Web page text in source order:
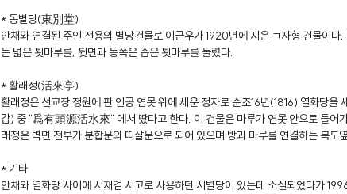
* 동별당(東別堂)
안채와 연결된 주인 전용의 별당건물로 이근우가 1920년에 지은 ㄱ자형 건물이다
는 넓은 툇마루를, 뒷면과 동쪽은 좁은 툇마루를 돌렸다.
* 활래정(活來亭)
활래정은 선교장 정원에 판 인공 연못 위에 세운 정자로 순조16년(1816) 열화당을
감) 중 "爲有頭源活水來" 에서 땄다고 한다. 이 건물은 마루가 연못 안으로 들어
래정은 벽면 전부가 분합문의 띠살문으로 되어 있으며 방과 마루를 연결하는 복도
* 기타
안채와 열화당 사이에 서재겸 서고로 사용하던 서별당이 있는데 소실되었다가